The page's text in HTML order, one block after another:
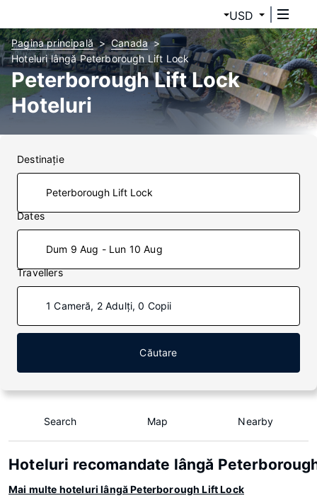
USD
Pagina principală
Canada
Hoteluri lângă Peterborough Lift Lock
Peterborough Lift Lock
Hoteluri
Destinaţie
Dates
Dum 9 Aug - Lun 10 Aug
Travellers
1 Cameră, 2 Adulți, 0 Copii
Căutare
Search Map Nearby
Hoteluri recomandate lângă
Mai multe hoteluri lângă Peterborough Lift Lock